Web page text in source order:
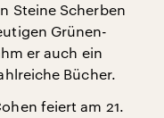
Steine Scherben
Grünen-
er auch ein
Bücher.
feiert am 21.